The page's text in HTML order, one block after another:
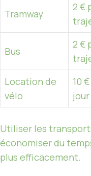
Tramway
2 €
Bus
2 €
Location de
vélo
10
jour
Utiliser les
économiser du
plus efficacement.